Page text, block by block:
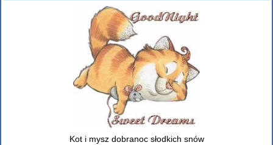
Kot i mysz dobranoc słodkich snów